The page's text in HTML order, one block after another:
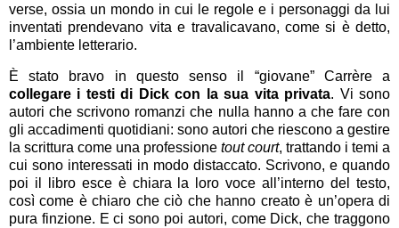
verse, ossia un mondo in cui le regole e i personaggi da lui
inventati prendevano vita e travalicavano, come si è detto,
l’ambiente letterario.
È stato bravo in questo senso il “giovane” Carrère a
collegare i testi di Dick con la sua vita privata. Vi sono
autori che scrivono romanzi che nulla hanno a che fare con
gli accadimenti quotidiani: sono autori che riescono a gestire
la scrittura come una professione tout court, trattando i temi a
cui sono interessati in modo distaccato. Scrivono, e quando
poi il libro esce è chiara la loro voce all’interno del testo,
così come è chiaro che ciò che hanno creato è un’opera di
pura finzione. E ci sono poi autori, come Dick, che traggono